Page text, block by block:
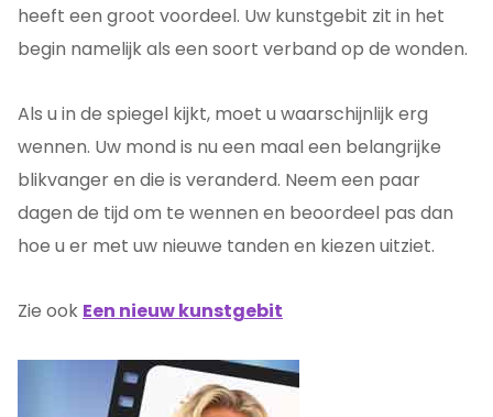
heeft een groot voordeel. Uw kunstgebit zit in het
begin namelijk als een soort verband op de wonden.
Als u in de spiegel kijkt, moet u waarschijnlijk erg
wennen. Uw mond is nu een maal een belangrijke
blikvanger en die is veranderd. Neem een paar
dagen de tijd om te wennen en beoordeel pas dan
hoe u er met uw nieuwe tanden en kiezen uitziet.
Zie ook Een nieuw kunstgebit